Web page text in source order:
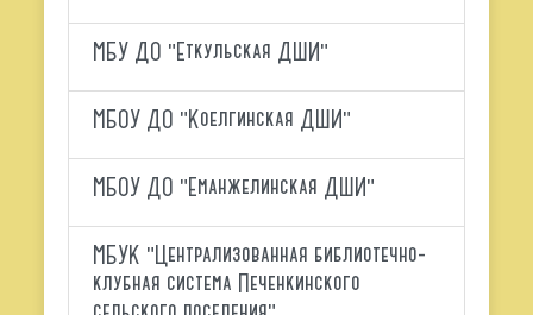
МБУ ДО "Еткульская ДШИ"
МБОУ ДО "Коелгинская ДШИ"
МБОУ ДО "Еманжелинская ДШИ"
МБУК "Централизованная библиотечно-
клубная система Печенкинского